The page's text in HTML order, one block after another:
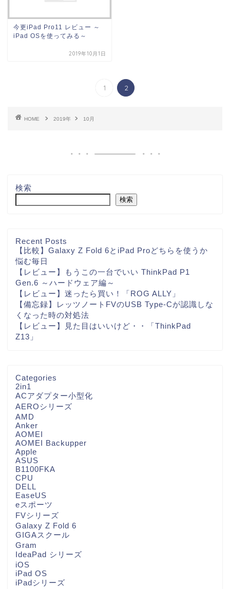
今更iPad Pro11 レビュー ～
iPad OSを使ってみる～
2019年10月1日
1 2
HOME 2019年 10月
検索
検索
Recent Posts
【比較】Galaxy Z Fold 6とiPad Proどちらを使うか
悩む毎日
【レビュー】もうこの一台でいい ThinkPad P1
Gen.6 ～ハードウェア編～
【レビュー】迷ったら買い！「ROG ALLY」
【備忘録】レッツノートFVのUSB Type-Cが認識しな
くなった時の対処法
【レビュー】見た目はいいけど・・「ThinkPad
Z13」
Categories
2in1
ACアダプター小型化
AEROシリーズ
AMD
Anker
AOMEI
AOMEI Backupper
Apple
ASUS
B1100FKA
CPU
DELL
EaseUS
eスポーツ
FVシリーズ
Galaxy Z Fold 6
GIGAスクール
Gram
IdeaPad シリーズ
iOS
iPad OS
iPadシリーズ